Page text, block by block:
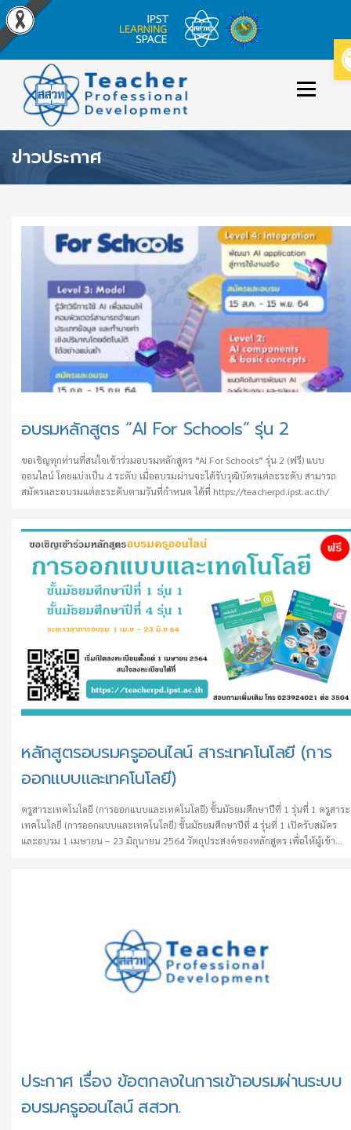
content
Menu
ข่าวประกาศ
เข้าสู่ระบบ/สมัครสมาชิก
ข่าวประกาศ
ข่
ศ
อบรมหลักสูตร “AI For Schools” รุ่น 2
ขอเชิญทุกท่านที่สนใจเข้าร่วมอบรมหลักสูตร “AI For Schools” รุ่น 2 (ฟรี) แบบ
ออนไลน์ โดยแบ่งเป็น 4 ระดับ เมื่ออบรมผ่านจะได้รับวุฒิบัตรแต่ละระดับ สามารถ
สมัครและอบรมแต่ละระดับตามวันที่กำหนด ได้ที่ https://teacherpd.ipst.ac.th/
หลักสูตรอบรมครูออนไลน์ สาระเทคโนโลยี (การ
ออกแบบและเทคโนโลยี)
ครูสาระเทคโนโลยี (การออกแบบและเทคโนโลยี) ชั้นมัธยมศึกษาปีที่ 1 รุ่นที่ 1 ครูสาระ
เทคโนโลยี (การออกแบบและเทคโนโลยี) ชั้นมัธยมศึกษาปีที่ 4 รุ่นที่ 1 เปิดรับสมัคร
และอบรม 1 เมษายน – 23 มิถุนายน 2564 วัตถุประสงค์ของหลักสูตร เพื่อให้ผู้เข้า
ประกาศ เรื่อง ข้อตกลงในการเข้าอบรมผ่านระบบ
อบรมครูออนไลน์ สสวท.